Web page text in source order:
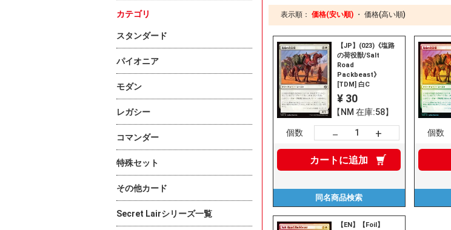
表示順： 価格(安い順) ・ 価格(高い順)
【JP】(023)《塩路
の荷役獣/Salt
Road
Packbeast》
[TDM] 白C
¥ 30
【NM 在庫:58】
個数 － +
カートに追加
同名商品検索
個数
【EN】【Foil】